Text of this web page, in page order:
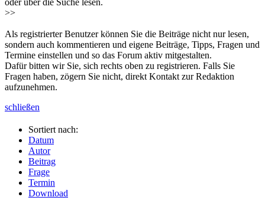
>>
Als registrierter Benutzer können Sie die Beiträge nicht nur lesen,
sondern auch kommentieren und eigene Beiträge, Tipps, Fragen und
Termine einstellen und so das Forum aktiv mitgestalten.
Dafür bitten wir Sie, sich rechts oben zu registrieren. Falls Sie
Fragen haben, zögern Sie nicht, direkt Kontakt zur Redaktion
aufzunehmen.
schließen
Sortiert nach:
Datum
Autor
Beitrag
Frage
Termin
Download